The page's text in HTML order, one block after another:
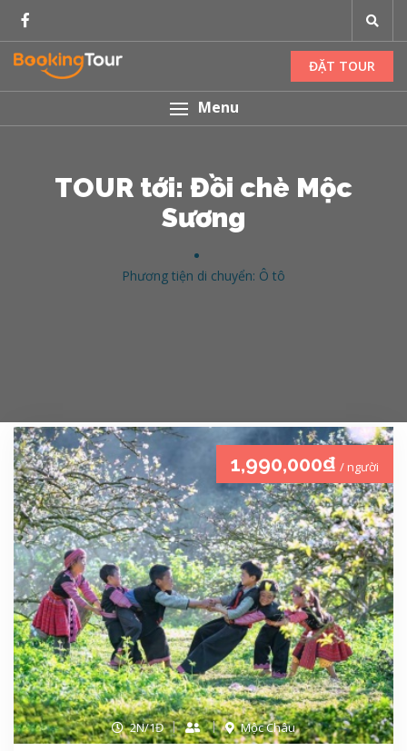
ĐẶT TOUR
Menu
TOUR tới: Đồi chè Mộc
Sương
Phương tiện di chuyển: Ô tô
1,990,000₫ / người
2N/1Đ Mộc Châu